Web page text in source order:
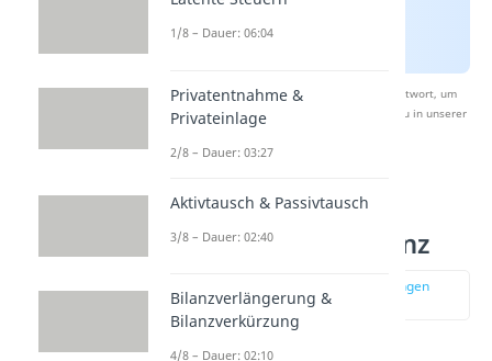
Nach Beantwortung speichern wir deine Antwort, um
Studyflix zu verbessern. Mehr dazu erfährst du in unserer
Arten der
Unternehmensbilanz
zur Stelle im Video springen
(02:35)
1/8 – Dauer: 06:04
Privatentnahme &
Privateinlage
2/8 – Dauer: 03:27
Aktivtausch & Passivtausch
3/8 – Dauer: 02:40
Bilanzverlängerung &
Bilanzverkürzung
4/8 – Dauer: 02:10